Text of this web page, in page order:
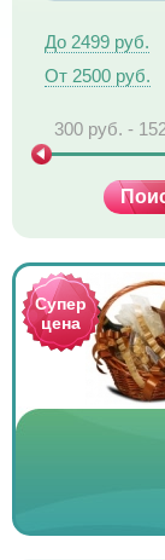
До 2499 руб.
От 2500 руб.
Супер
цена